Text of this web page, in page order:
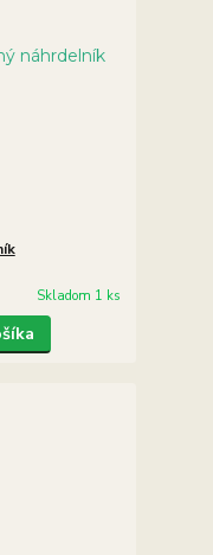
Skladom 1 ks